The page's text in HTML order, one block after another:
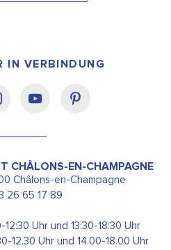
IN VERBINDUNG
CHÂLONS-EN-CHAMPAGNE
Châlons-en-Champagne
26 65 17 89
Uhr und 13:30-18:30 Uhr
12.30 Uhr und 14.00-18.00 Uhr